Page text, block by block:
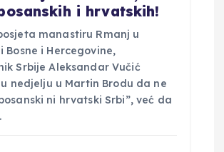
i hrvatskih!
manastiru Rmanj u
Bosne i Hercegovine,
Srbije Aleksandar Vučić
nedjelju u Martin Brodu da ne
ni hrvatski Srbi”, već da